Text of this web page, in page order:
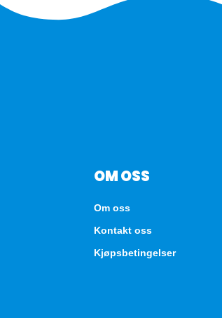
OM OSS
Om oss
Kontakt oss
Kjøpsbetingelser